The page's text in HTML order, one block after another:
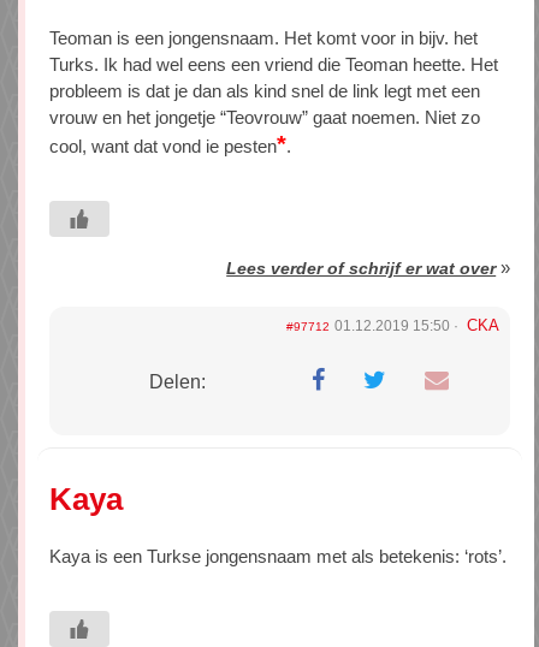
Teoman is een jongensnaam. Het komt voor in bijv. het
Turks. Ik had wel eens een vriend die Teoman heette. Het
probleem is dat je dan als kind snel de link legt met een
vrouw en het jongetje “Teovrouw” gaat noemen. Niet zo
cool, want dat vond ie pesten*.
Lees verder of schrijf er wat over»
#97712 01.12.2019 15:50 CKA
Delen:
Kaya
Kaya is een Turkse jongensnaam met als betekenis: ‘rots’.